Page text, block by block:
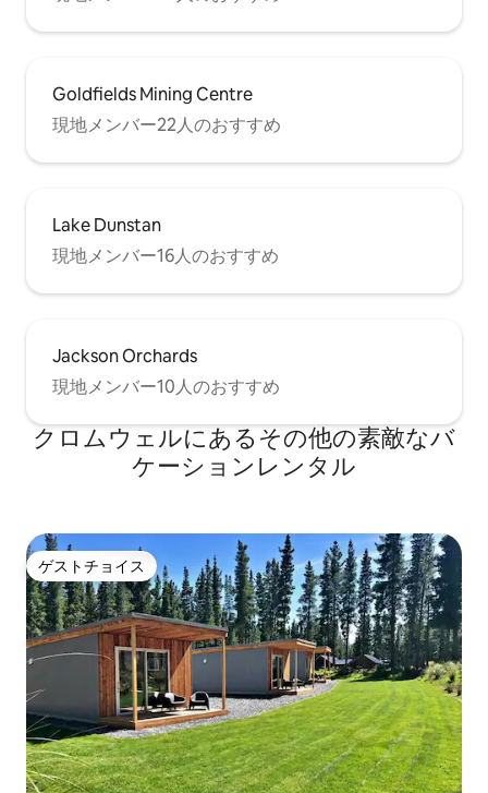
Goldfields Mining Centre
現地メンバー22人のおすすめ
Lake Dunstan
現地メンバー16人のおすすめ
Jackson Orchards
現地メンバー10人のおすすめ
クロムウェルにあるその他の素敵なバ
ケーションレンタル
ゲストチョイス
ゲストチョイス